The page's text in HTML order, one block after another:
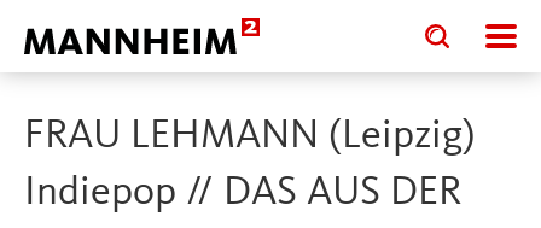
Toggle
search
input
Toggle
search
input
FRAU LEHMANN (Leipzig)
Indiepop // DAS AUS DER